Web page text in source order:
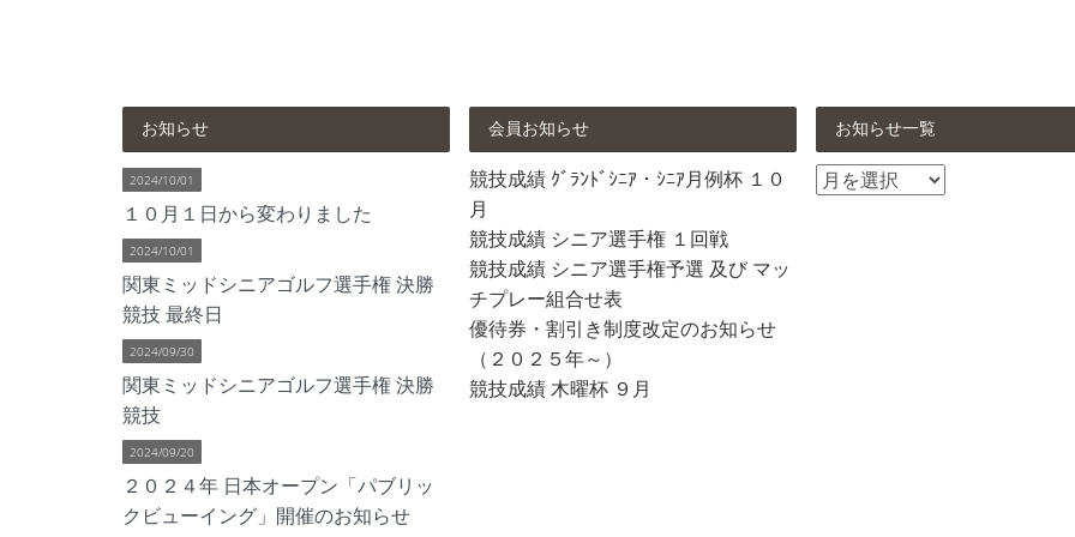
お知らせ
2024/10/01
１０月１日から変わりました
2024/10/01
関東ミッドシニアゴルフ選手権 決勝
競技 最終日
2024/09/30
関東ミッドシニアゴルフ選手権 決勝
競技
2024/09/20
２０２４年 日本オープン「パブリッ
クビューイング」開催のお知らせ
会員お知らせ
競技成績 ｸﾞﾗﾝﾄﾞｼﾆｱ・ｼﾆｱ月例杯 １０
月
競技成績 シニア選手権 １回戦
競技成績 シニア選手権予選 及び マッ
チプレー組合せ表
優待券・割引き制度改定のお知らせ
（２０２５年～）
競技成績 木曜杯 ９月
お知らせ一覧
お